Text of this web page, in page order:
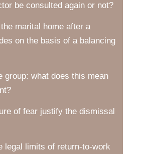
be consulted again or not?
marital home after a
on the basis of a balancing
group: what does this mean
of fear justify the dismissal
legal limits of return-to-work